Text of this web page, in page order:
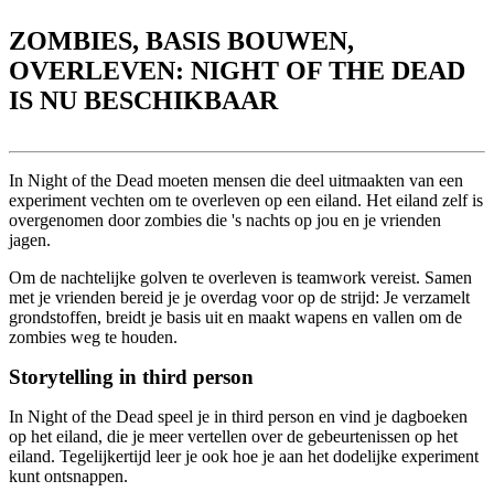
ZOMBIES, BASIS BOUWEN,
OVERLEVEN: NIGHT OF THE DEAD
IS NU BESCHIKBAAR
In Night of the Dead moeten mensen die deel uitmaakten van een
experiment vechten om te overleven op een eiland. Het eiland zelf is
overgenomen door zombies die 's nachts op jou en je vrienden
jagen.
Om de nachtelijke golven te overleven is teamwork vereist. Samen
met je vrienden bereid je je overdag voor op de strijd: Je verzamelt
grondstoffen, breidt je basis uit en maakt wapens en vallen om de
zombies weg te houden.
Storytelling in third person
In Night of the Dead speel je in third person en vind je dagboeken
op het eiland, die je meer vertellen over de gebeurtenissen op het
eiland. Tegelijkertijd leer je ook hoe je aan het dodelijke experiment
kunt ontsnappen.